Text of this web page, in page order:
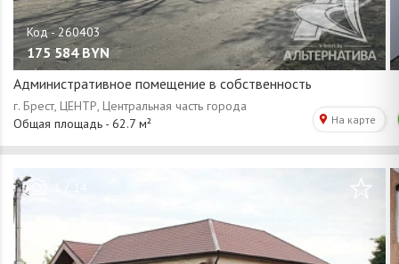
175 584 BYN
Административное помещение в собственность